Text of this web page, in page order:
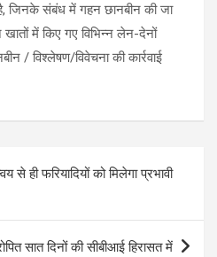
जिनके संबंध में गहन छानबीन की जा
खातों में किए गए विभिन्न लेन-देनों
/ विश्लेषण/विवेचना की कार्रवाई
से ही फरियादियों को मिलेगा प्रभावी
सात दिनों की सीबीआई हिरासत में